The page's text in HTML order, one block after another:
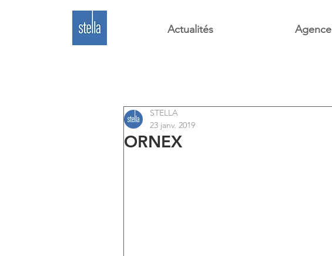
Actualités Agence
ORNEX
STELLA
23 janv. 2019